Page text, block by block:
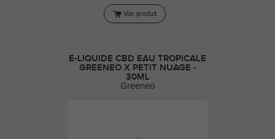
Voir produit
E-LIQUIDE CBD EAU TROPICALE
GREENEO X PETIT NUAGE -
30ML
Greeneo